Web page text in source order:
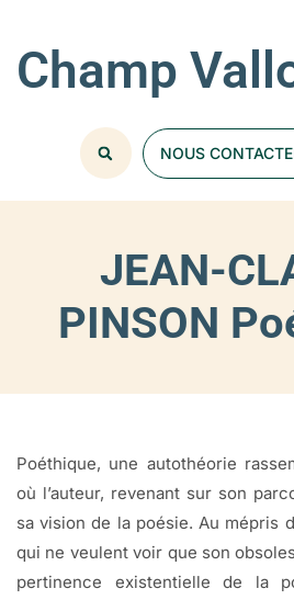
Champ
NOUS
JEAN-
PINSON
Poéthique, une autothéorie
où l’auteur, revenant sur son
sa vision de la poésie. Au mépris
qui ne veulent voir que son
pertinence existentielle de la